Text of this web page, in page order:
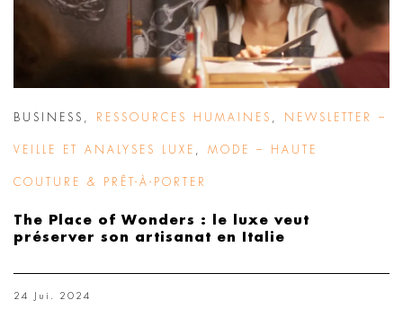
BUSINESS RESSOURCES HUMAINES NEWSLETTER –
VEILLE ET ANALYSES LUXE MODE – HAUTE
COUTURE & PRÊT-À-PORTER
The Place of Wonders : le luxe veut
préserver son artisanat en Italie
24 Jui. 2024